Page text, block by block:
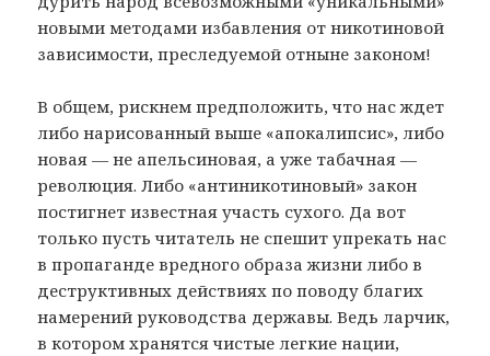
новыми методами избавления от никотиновой
зависимости, преследуемой отныне законом!
В общем, рискнем предположить, что нас ждет
либо нарисованный выше «апокалипсис», либо
новая — не апельсиновая, а уже табачная —
революция. Либо «антиникотиновый» закон
постигнет известная участь сухого. Да вот
только пусть читатель не спешит упрекать нас
в пропаганде вредного образа жизни либо в
деструктивных действиях по поводу благих
намерений руководства державы. Ведь ларчик,
в котором хранятся чистые легкие нации,